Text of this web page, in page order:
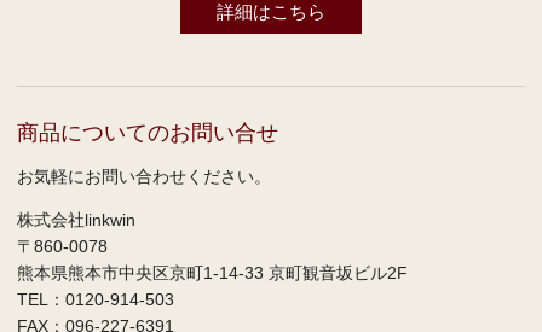
詳細はこちら
商品についてのお問い合せ
お気軽にお問い合わせください。
株式会社linkwin
〒860-0078
熊本県熊本市中央区京町1-14-33 京町観音坂ビル2F
TEL：0120-914-503
FAX：096-227-6391